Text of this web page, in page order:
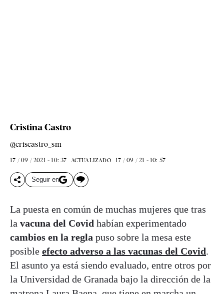
Cristina Castro
@criscastro_sm
17 / 09 / 2021 - 10: 37 ACTUALIZADO 17 / 09 / 21 - 10: 57
Seguir en
La puesta en común de muchas mujeres que tras
la vacuna del Covid habían experimentado
cambios en la regla puso sobre la mesa este
posible efecto adverso a las vacunas del Covid.
El asunto ya está siendo evaluado, entre otros por
la Universidad de Granada bajo la dirección de la